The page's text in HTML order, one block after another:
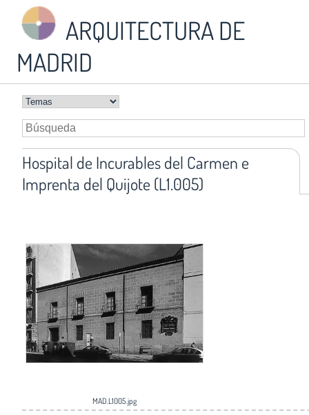
ARQUITECTURA DE
MADRID
Hospital de Incurables del Carmen e
Imprenta del Quijote (L1.005)
MAD.L1005.jpg